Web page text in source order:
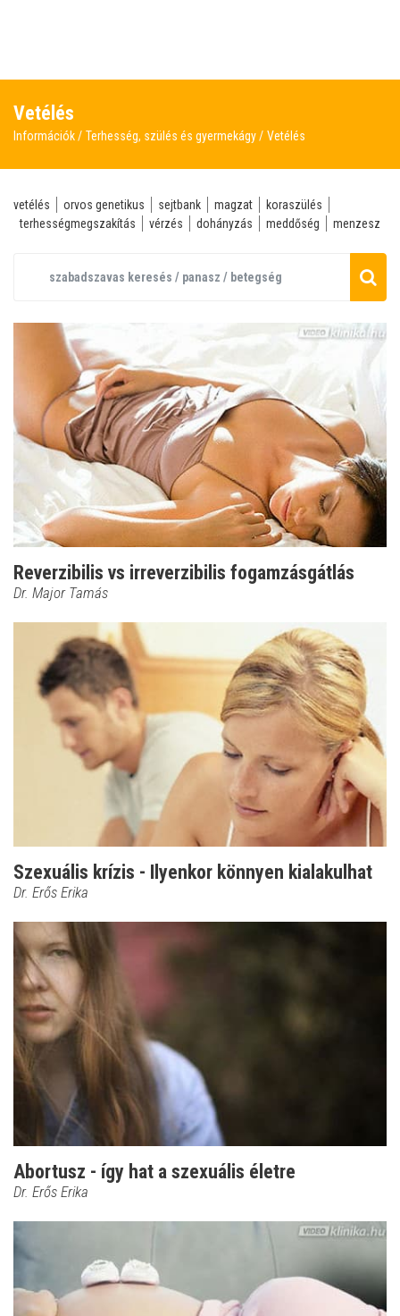
Vetélés
Információk Terhesség, szülés és gyermekágy Vetélés
vetélés orvos genetikus sejtbank magzat
koraszülés
terhességmegszakítás
vérzés dohányzás meddőség menzesz
Reverzibilis vs irreverzibilis fogamzásgátlás
Dr. Major Tamás
Szexuális krízis - Ilyenkor könnyen kialakulhat
Dr. Erős Erika
Abortusz - így hat a szexuális életre
Dr. Erős Erika